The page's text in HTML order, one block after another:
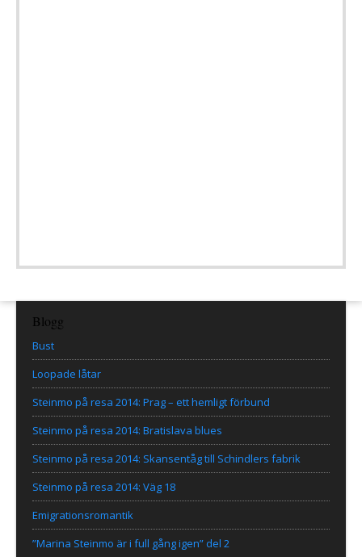
Blogg
Bust
Loopade låtar
Steinmo på resa 2014: Prag – ett hemligt förbund
Steinmo på resa 2014: Bratislava blues
Steinmo på resa 2014: Skansentåg till Schindlers fabrik
Steinmo på resa 2014: Väg 18
Emigrationsromantik
”Marina Steinmo är i full gång igen” del 2